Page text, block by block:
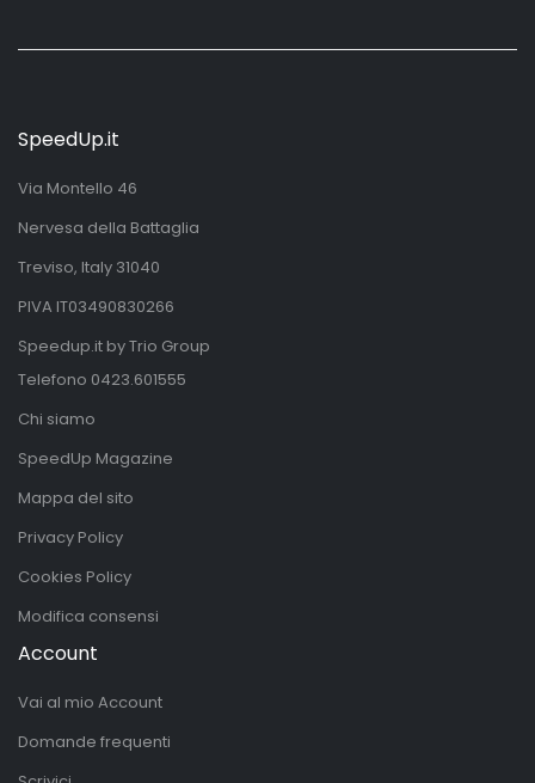
SpeedUp.it
Via Montello 46
Nervesa della Battaglia
Treviso, Italy 31040
PIVA IT03490830266
Speedup.it by Trio Group
Telefono 0423.601555
Chi siamo
SpeedUp Magazine
Mappa del sito
Privacy Policy
Cookies Policy
Modifica consensi
Account
Vai al mio Account
Domande frequenti